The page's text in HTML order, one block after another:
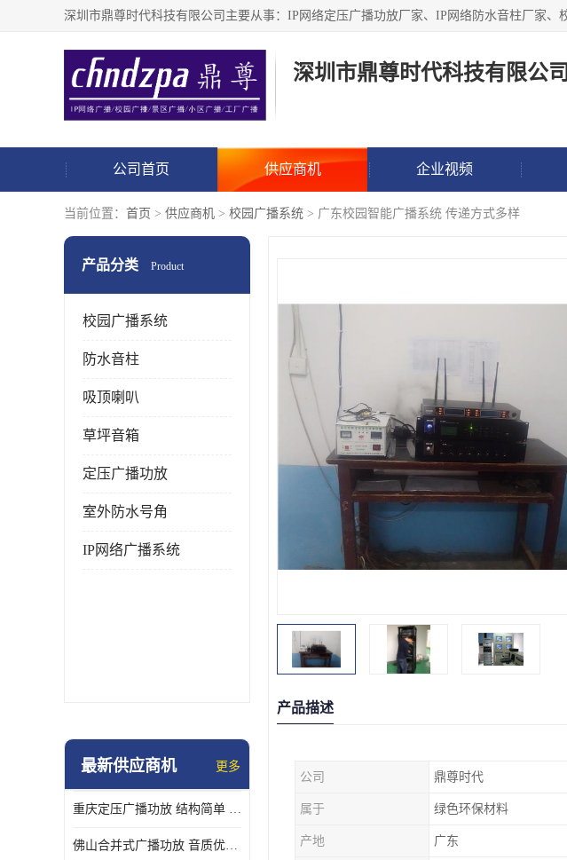
深圳市鼎尊时代科技有限公司
公司首页 供应商机 企业视频
当前位置： 首页 > 供应商机 > 校园广播系统 > 广东校园智能广播系统 传递方式多样
产品分类 Product
校园广播系统
防水音柱
吸顶喇叭
草坪音箱
定压广播功放
室外防水号角
IP网络广播系统
最新供应商机 更多
重庆定压广播功放 结构简单 传输距离远
佛山合并式广播功放 音质优美清晰 输出电压大 电流小
产品描述
公司 鼎尊时代
属于 绿色环保材料
产地 广东